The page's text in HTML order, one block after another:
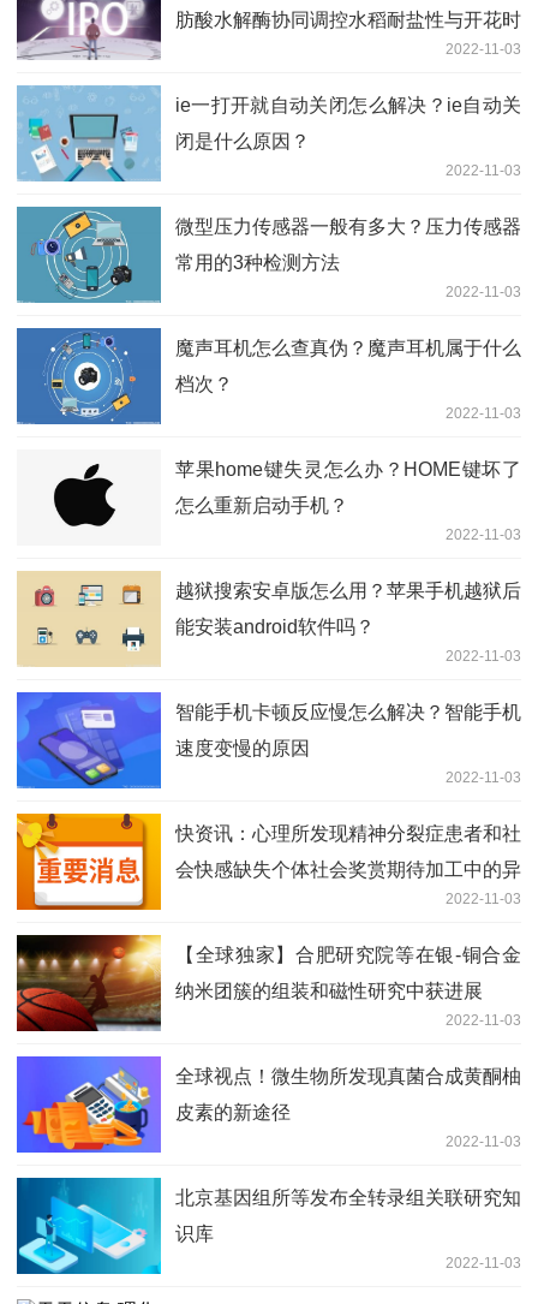
肪酸水解酶协同调控水稻耐盐性与开花时
2022-11-03
ie一打开就自动关闭怎么解决？ie自动关
闭是什么原因？
2022-11-03
微型压力传感器一般有多大？压力传感器
常用的3种检测方法
2022-11-03
魔声耳机怎么查真伪？魔声耳机属于什么
档次？
2022-11-03
苹果home键失灵怎么办？HOME键坏了
怎么重新启动手机？
2022-11-03
越狱搜索安卓版怎么用？苹果手机越狱后
能安装android软件吗？
2022-11-03
智能手机卡顿反应慢怎么解决？智能手机
速度变慢的原因
2022-11-03
快资讯：心理所发现精神分裂症患者和社
会快感缺失个体社会奖赏期待加工中的异
2022-11-03
【全球独家】合肥研究院等在银-铜合金
纳米团簇的组装和磁性研究中获进展
2022-11-03
全球视点！微生物所发现真菌合成黄酮柚
皮素的新途径
2022-11-03
北京基因组所等发布全转录组关联研究知
识库
2022-11-03